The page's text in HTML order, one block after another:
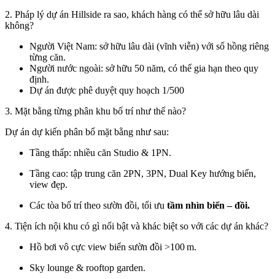
2. Pháp lý dự án Hillside ra sao, khách hàng có thể sở hữu lâu dài
không?
Người Việt Nam: sở hữu lâu dài (vĩnh viễn) với sổ hồng riêng
từng căn.
Người nước ngoài: sở hữu 50 năm, có thể gia hạn theo quy
định.
Dự án được phê duyệt quy hoạch 1/500
3. Mặt bằng từng phân khu bố trí như thế nào?
Dự án dự kiến phân bổ mặt bằng như sau:
Tầng thấp: nhiều căn Studio & 1PN.
Tầng cao: tập trung căn 2PN, 3PN, Dual Key hướng biển,
view đẹp.
Các tòa bố trí theo sườn đồi, tối ưu tầm nhìn biển – đồi.
4. Tiện ích nội khu có gì nổi bật và khác biệt so với các dự án khác?
Hồ bơi vô cực view biển sườn đồi >100 m.
Sky lounge & rooftop garden.